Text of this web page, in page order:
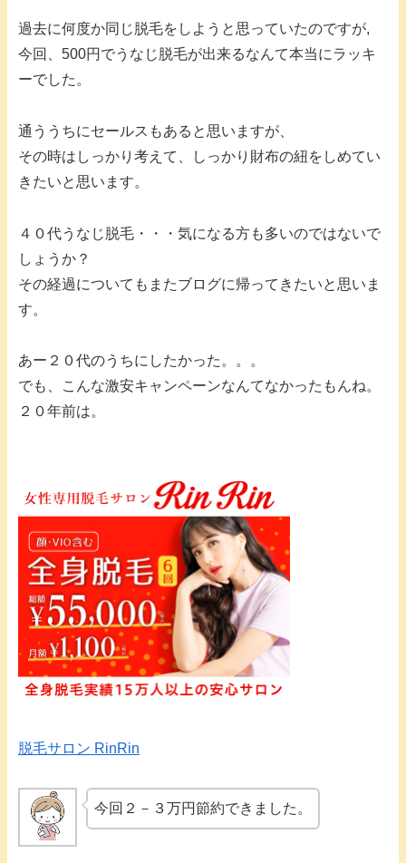
過去に何度か同じ脱毛をしようと思っていたのですが,
今回、500円でうなじ脱毛が出来るなんて本当にラッキ
ーでした。
通ううちにセールスもあると思いますが、
その時はしっかり考えて、しっかり財布の紐をしめてい
きたいと思います。
４０代うなじ脱毛・・・気になる方も多いのではないで
しょうか？
その経過についてもまたブログに帰ってきたいと思いま
す。
あー２０代のうちにしたかった。。。
でも、こんな激安キャンペーンなんてなかったもんね。
２０年前は。
脱毛サロン RinRin
今回２－３万円節約できました。